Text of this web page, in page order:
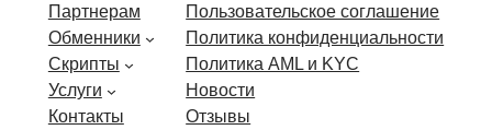
Партнерам
Обменники
Скрипты
Услуги
Контакты
Пользовательское соглашение
Политика конфиденциальности
Политика AML и KYC
Новости
Отзывы